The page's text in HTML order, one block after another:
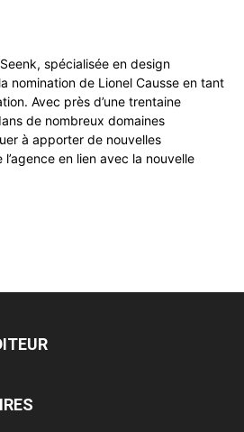
spécialisée en design
nomination de Lionel Causse en tant
Avec près d’une trentaine
de nombreux domaines
à apporter de nouvelles
en lien avec la nouvelle